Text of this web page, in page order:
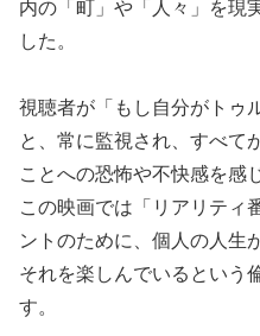
内の「町」や「人々」を現
した。
視聴者が「もし自分がトゥ
と、常に監視され、すべて
ことへの恐怖や不快感を感
この映画では「リアリティ
ントのために、個人の人生
それを楽しんでいるという
す。